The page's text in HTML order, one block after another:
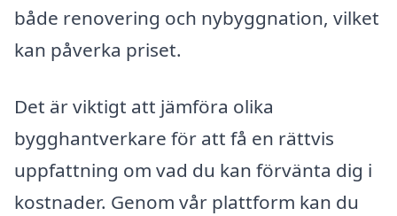
både renovering och nybyggnation, vilket
kan påverka priset.
Det är viktigt att jämföra olika
bygghantverkare för att få en rättvis
uppfattning om vad du kan förvänta dig i
kostnader. Genom vår plattform kan du